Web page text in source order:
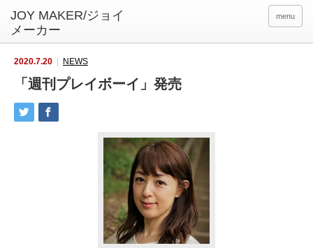
menu
2020.7.20 NEWS
「週刊プレイボーイ」発売